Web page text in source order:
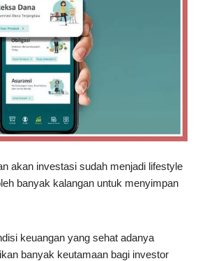
akan investasi sudah menjadi lifestyle
banyak kalangan untuk menyimpan
keuangan yang sehat adanya
banyak keutamaan bagi investor